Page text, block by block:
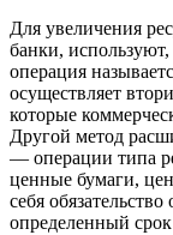
Для увеличения
банки,
операция
осуществляет
которые
Другой метод
— операции типа
ценные бумаги,
себя
определенный